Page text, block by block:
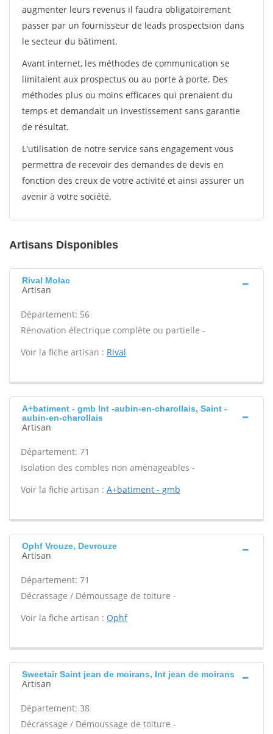
augmenter leurs revenus il faudra obligatoirement
passer par un fournisseur de leads prospectsion dans
le secteur du bâtiment.
Avant internet, les méthodes de communication se
limitaient aux prospectus ou au porte à porte. Des
méthodes plus ou moins efficaces qui prenaient du
temps et demandait un investissement sans garantie
de résultat.
L'utilisation de notre service sans engagement vous
permettra de recevoir des demandes de devis en
fonction des creux de votre activité et ainsi assurer un
avenir à votre société.
Artisans Disponibles
Rival Molac
Artisan
Département: 56
Rénovation électrique complète ou partielle -
Voir la fiche artisan : Rival
A+batiment - gmb Int -aubin-en-charollais, Saint -
aubin-en-charollais
Artisan
Département: 71
Isolation des combles non aménageables -
Voir la fiche artisan : A+batiment - gmb
Ophf Vrouze, Devrouze
Artisan
Département: 71
Décrassage / Démoussage de toiture -
Voir la fiche artisan : Ophf
Sweetair Saint jean de moirans, Int jean de moirans
Artisan
Département: 38
Décrassage / Démoussage de toiture -